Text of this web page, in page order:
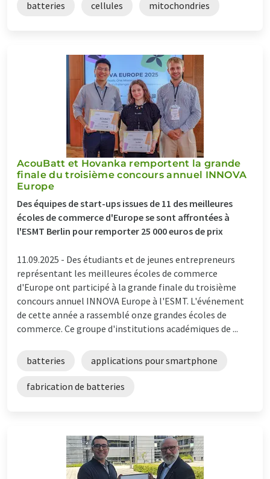
batteries cellules mitochondries
AcouBatt et Hovanka remportent la grande
finale du troisième concours annuel INNOVA
Europe
Des équipes de start-ups issues de 11 des meilleures
écoles de commerce d'Europe se sont affrontées à
l'ESMT Berlin pour remporter 25 000 euros de prix
11.09.2025 - Des étudiants et de jeunes entrepreneurs
représentant les meilleures écoles de commerce
d'Europe ont participé à la grande finale du troisième
concours annuel INNOVA Europe à l'ESMT. L'événement
de cette année a rassemblé onze grandes écoles de
commerce. Ce groupe d'institutions académiques de ...
batteries applications pour smartphone
fabrication de batteries